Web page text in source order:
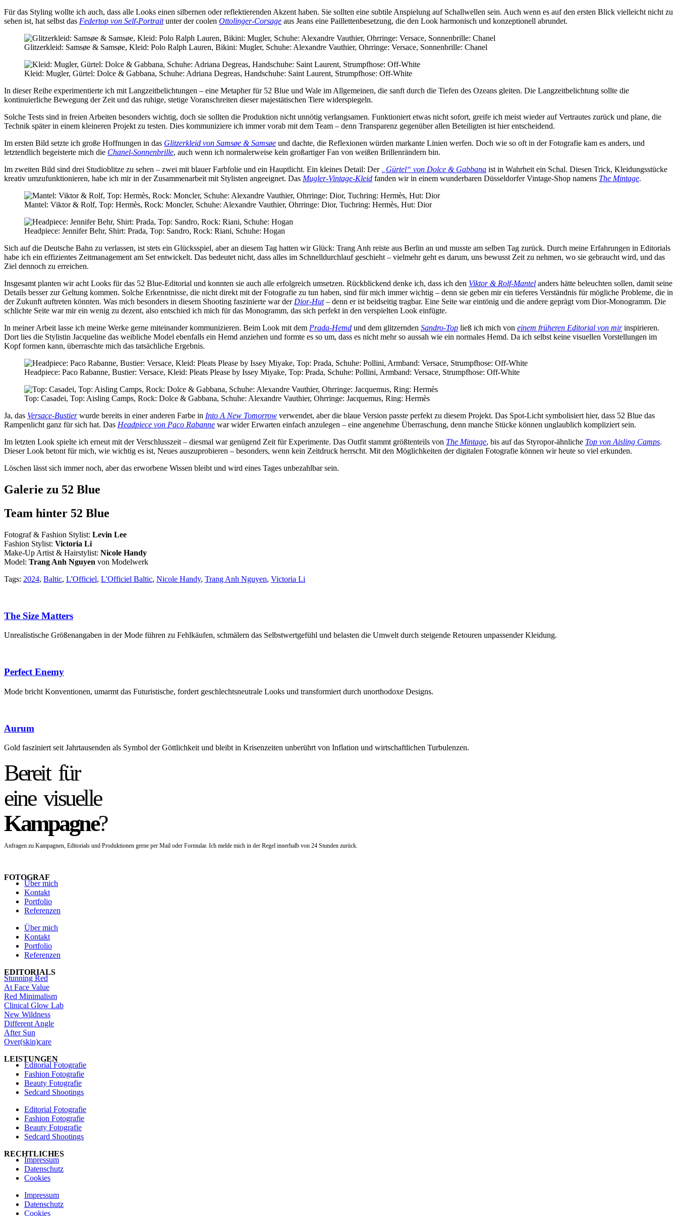
Für das Styling wollte ich auch, dass alle Looks einen silbernen oder reflektierenden Akzent haben. Sie sollten eine subtile Anspielung auf Schallwellen sein. Auch wenn es auf den ersten Blick vielleicht nicht zu
sehen ist, hat selbst das Federtop von Self-Portraitunter der coolen Ottolinger-Corsage aus Jeans eine Paillettenbesetzung, die den Look harmonisch und konzeptionell abrundet.
Glitzerkleid: Samsøe & Samsøe, Kleid: Polo Ralph Lauren, Bikini: Mugler, Schuhe: Alexandre Vauthier, Ohrringe: Versace, Sonnenbrille: Chanel
Kleid: Mugler, Gürtel: Dolce & Gabbana, Schuhe: Adriana Degreas, Handschuhe: Saint Laurent, Strumpfhose: Off-White
In dieser Reihe experimentierte ich mit Langzeitbelichtungen – eine Metapher für 52 Blue und Wale im Allgemeinen, die sanft durch die Tiefen des Ozeans gleiten. Die Langzeitbelichtung sollte die
kontinuierliche Bewegung der Zeit und das ruhige, stetige Voranschreiten dieser majestätischen Tiere widerspiegeln.
Solche Tests sind in freien Arbeiten besonders wichtig, doch sie sollten die Produktion nicht unnötig verlangsamen. Funktioniert etwas nicht sofort, greife ich meist wieder auf Vertrautes zurück und plane, die
Technik später in einem kleineren Projekt zu testen. Dies kommuniziere ich immer vorab mit dem Team – denn Transparenz gegenüber allen Beteiligten ist hier entscheidend.
Im ersten Bild setzte ich große Hoffnungen in das Glitzerkleid von Samsøe & Samsøe und dachte, die Reflexionen würden markante Linien werfen. Doch wie so oft in der Fotografie kam es anders, und
letztendlich begeisterte mich die Chanel-Sonnenbrille, auch wenn ich normalerweise kein großartiger Fan von weißen Brillenrändern bin.
Im zweiten Bild sind drei Studioblitze zu sehen – zwei mit blauer Farbfolie und ein Hauptlicht. Ein kleines Detail: Der
„Gürtel“ von Dolce & Gabbana ist in Wahrheit ein Schal. Diesen Trick, Kleidungsstücke
kreativ umzufunktionieren, habe ich mir in der Zusammenarbeit mit Stylisten angeeignet. Das Mugler-Vintage-Kleid fanden wir in einem wunderbaren Düsseldorfer Vintage-Shop namens The Mintage.
Mantel: Viktor & Rolf, Top: Hermès, Rock: Moncler, Schuhe: Alexandre Vauthier, Ohrringe: Dior, Tuchring: Hermès, Hut: Dior
Headpiece: Jennifer Behr, Shirt: Prada, Top: Sandro, Rock: Riani, Schuhe: Hogan
Sich auf die Deutsche Bahn zu verlassen, ist stets ein Glücksspiel, aber an diesem Tag hatten wir Glück: Trang Anh reiste aus Berlin an und musste am selben Tag zurück. Durch meine Erfahrungen in Editorials
habe ich ein effizientes Zeitmanagement am Set entwickelt. Das bedeutet nicht, dass alles im Schnelldurchlauf geschieht – vielmehr geht es darum, uns bewusst Zeit zu nehmen, wo sie gebraucht wird, und das
Ziel dennoch zu erreichen.
Insgesamt planten wir acht Looks für das 52 Blue-Editorial und konnten sie auch alle erfolgreich umsetzen. Rückblickend denke ich, dass ich den Viktor & Rolf-Mantel anders hätte beleuchten sollen, damit seine
Details besser zur Geltung kommen. Solche Erkenntnisse, die nicht direkt mit der Fotografie zu tun haben, sind für mich immer wichtig – denn sie geben mir ein tieferes Verständnis für mögliche Probleme, die in
der Zukunft auftreten könnten. Was mich besonders in diesem Shooting faszinierte war der Dior-Hut– denn er ist beidseitig tragbar. Eine Seite war eintönig und die andere geprägt vom Dior-Monogramm. Die
schlichte Seite war mir ein wenig zu dezent, also entschied ich mich für das Monogramm, das sich perfekt in den verspielten Look einfügte.
In meiner Arbeit lasse ich meine Werke gerne miteinander kommunizieren. Beim Look mit dem Prada-Hemd und dem glitzernden Sandro-Top ließ ich mich von einem früheren Editorial von mirinspirieren.
Dort lies die Stylistin Jacqueline das weibliche Model ebenfalls ein Hemd anziehen und formte es so um, dass es nicht mehr so aussah wie ein normales Hemd. Da ich selbst keine visuellen Vorstellungen im
Kopf formen kann, überraschte mich das tatsächliche Ergebnis.
Headpiece: Paco Rabanne, Bustier: Versace, Kleid: Pleats Please by Issey Miyake, Top: Prada, Schuhe: Pollini, Armband: Versace, Strumpfhose: Off-White
Top: Casadei, Top: Aisling Camps, Rock: Dolce & Gabbana, Schuhe: Alexandre Vauthier, Ohrringe: Jacquemus, Ring: Hermès
Ja, das Versace-Bustierwurde bereits in einer anderen Farbe in Into A New Tomorrow verwendet, aber die blaue Version passte perfekt zu diesem Projekt. Das Spot-Licht symbolisiert hier, dass 52 Blue das
Rampenlicht ganz für sich hat. Das Headpiece von Paco Rabanne war wider Erwarten einfach anzulegen – eine angenehme Überraschung, denn manche Stücke können unglaublich kompliziert sein.
Im letzten Look spielte ich erneut mit der Verschlusszeit – diesmal war genügend Zeit für Experimente. Das Outfit stammt größtenteils von The Mintage, bis auf das Styropor-ähnliche Top von Aisling Camps.
Dieser Look betont für mich, wie wichtig es ist, Neues auszuprobieren – besonders, wenn kein Zeitdruck herrscht. Mit den Möglichkeiten der digitalen Fotografie können wir heute so viel erkunden.
Löschen lässt sich immer noch, aber das erworbene Wissen bleibt und wird eines Tages unbezahlbar sein.
Galerie zu 52 Blue
Team hinter 52 Blue
Fotograf & Fashion Stylist: Levin Lee
Fashion Stylist: Victoria Li
Make-Up Artist & Hairstylist: Nicole Handy
Model: Trang Anh Nguyen von Modelwerk
Tags: 2024, Baltic, L'Officiel, L'Officiel Baltic, Nicole Handy, Trang Anh Nguyen, Victoria Li
The Size Matters
Unrealistische Größenangaben in der Mode führen zu Fehlkäufen, schmälern das Selbstwertgefühl und belasten die Umwelt durch steigende Retouren unpassender Kleidung.
Perfect Enemy
Mode bricht Konventionen, umarmt das Futuristische, fordert geschlechtsneutrale Looks und transformiert durch unorthodoxe Designs.
Aurum
Gold fasziniert seit Jahrtausenden als Symbol der Göttlichkeit und bleibt in Krisenzeiten unberührt von Inflation und wirtschaftlichen Turbulenzen.
Bereit für
eine visuelle
Kampagne?
Anfragen zu Kampagnen, Editorials und Produktionen gerne per Mail oder Formular. Ich melde mich in der Regel innerhalb von 24 Stunden zurück.
FOTOGRAF
Über mich
Kontakt
Portfolio
Referenzen
Über mich
Kontakt
Portfolio
Referenzen
EDITORIALS
Stunning Red
At Face Value
Red Minimalism
Clinical Glow Lab
New Wildness
Different Angle
After Sun
Over(skin)care
LEISTUNGEN
Editorial Fotografie
Fashion Fotografie
Beauty Fotografie
Sedcard Shootings
Editorial Fotografie
Fashion Fotografie
Beauty Fotografie
Sedcard Shootings
RECHTLICHES
Impressum
Datenschutz
Cookies
Impressum
Datenschutz
Cookies